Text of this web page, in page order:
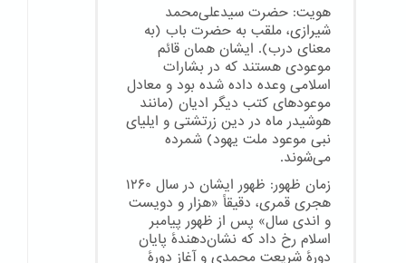
هویت: حضرت سیدعلی‌محمد
شیرازی، ملقب به حضرت باب (به
معنای درب). ایشان همان قائم
موعودی هستند که در بشارات
اسلامی وعده داده شده بود و معادل
موعودهای کتب دیگر ادیان (مانند
هوشیدر ماه در دین زرتشتی و ایلیای
نبی موعود ملت یهود) شمرده
می‌شوند.
زمان ظهور: ظهور ایشان در سال ۱۲۶۰
هجری قمری، دقیقاً «هزار و دویست
و اندی سال» پس از ظهور پیامبر
اسلام رخ داد که نشان‌دهندهٔ پایان
دورهٔ شریعت محمدی و آغاز دورهٔ